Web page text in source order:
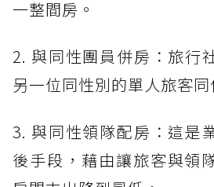
一整間房。
2. 與同性團員併房：旅行
另一位同性別的單人旅客同
3. 與同性領隊配房：這是
後手段，藉由讓旅客與領